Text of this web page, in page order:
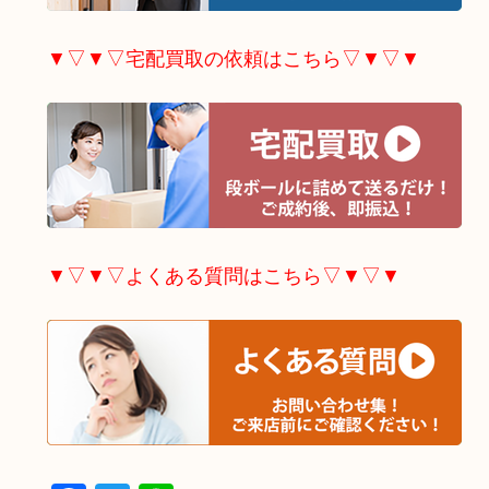
▼▽▼▽宅配買取の依頼はこちら▽▼▽▼
▼▽▼▽よくある質問はこちら▽▼▽▼